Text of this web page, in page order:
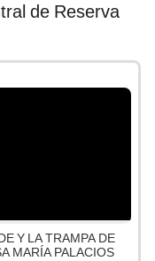
de Reserva
Y LA TRAMPA DE
MARÍA PALACIOS